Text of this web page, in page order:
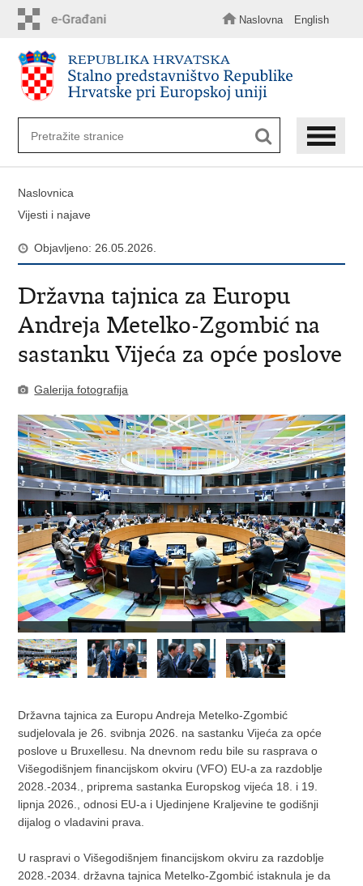
sadržaj
Naslovna English
Naslovnica
Vijesti i najave
Objavljeno: 26.05.2026.
Državna tajnica za Europu
Andreja Metelko-Zgombić na
sastanku Vijeća za opće poslove
Galerija fotografija
Državna tajnica za Europu Andreja Metelko-Zgombić
sudjelovala je 26. svibnja 2026. na sastanku Vijeća za opće
poslove u Bruxellesu. Na dnevnom redu bile su rasprava o
Višegodišnjem financijskom okviru (VFO) EU-a za razdoblje
2028.-2034., priprema sastanka Europskog vijeća 18. i 19.
lipnja 2026., odnosi EU-a i Ujedinjene Kraljevine te godišnji
dijalog o vladavini prava.
U raspravi o Višegodišnjem financijskom okviru za razdoblje
2028.-2034. državna tajnica Metelko-Zgombić istaknula je da